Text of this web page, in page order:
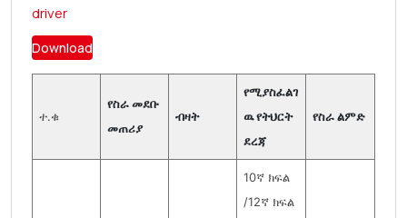
driver
Download
ተ.ቁ
የስራ መደቡ
መጠሪያ
ብዛት
የሚያስፈልገ
ዉ የትህርት
ደረጃ
የስራ ልምድ
10ኛ ክፍል
/12ኛ ክፍል